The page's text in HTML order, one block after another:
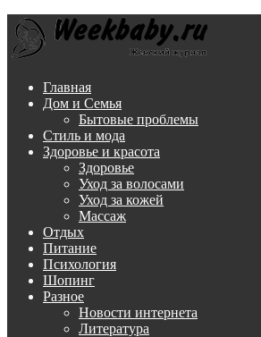
Главная
Дом и Семья
Бытовые проблемы
Стиль и мода
Здоровье и красота
Здоровье
Уход за волосами
Уход за кожей
Массаж
Отдых
Питание
Психология
Шопинг
Разное
Новости интернета
Литература